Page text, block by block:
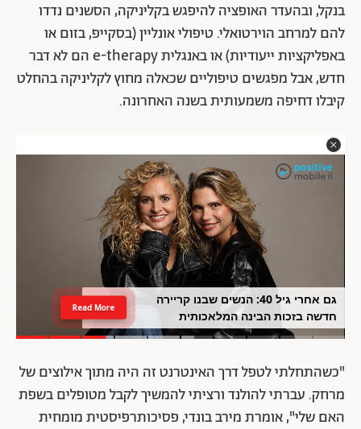
בנקל, ובהעדר האופציה להיפגש בקליניקה, הסשנים נדדו
להם למרחב הוירטואלי. טיפולי אונליין (בסקייפ, בזום או
באפליקציות ייעודיות) או באנגלית e-therapy הם לא דבר
חדש, אבל מפגשים טיפוליים שכאלה מחוץ לקליניקה בהחלט
קיבלו דחיפה משמעותית בשנה האחרונה.
גם אחרי גיל 40: הנשים שבנו קריירה
חדשה בזכות הבינה המלאכותית
Read More
"כשהתחלתי לטפל דרך האינטרנט זה היה מתוך אילוצים של
מרחק. עברתי להולנד ורציתי להמשיך לקבל מטופלים בשפת
האם שלי", אומרת מירב בונדי, פסיכותרפיסטית מומחית